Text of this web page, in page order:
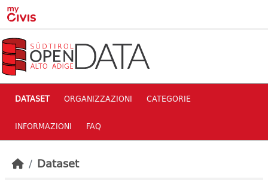
Skip to main content
DATASET ORGANIZZAZIONI CATEGORIE
INFORMAZIONI FAQ
Dataset